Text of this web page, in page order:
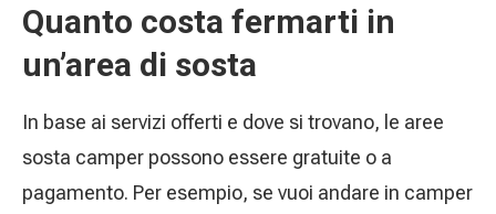
Quanto costa fermarti in
un’area di sosta
In base ai servizi offerti e dove si trovano, le aree
sosta camper possono essere gratuite o a
pagamento. Per esempio, se vuoi andare in camper